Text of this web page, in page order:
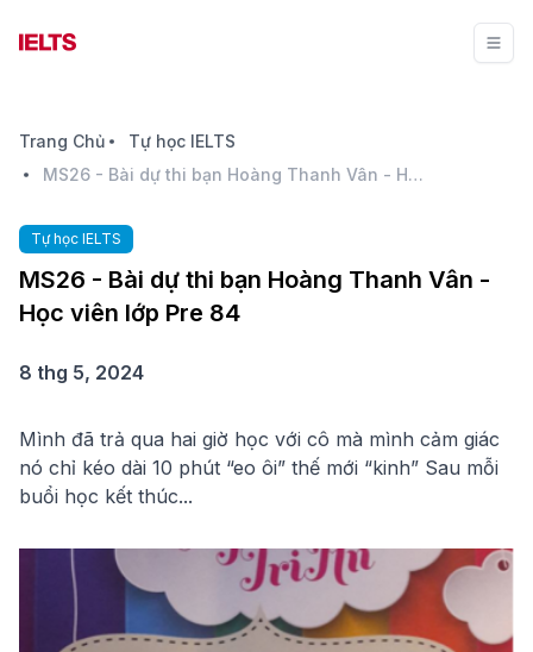
Trang Chủ
Tự học IELTS
MS26 - Bài dự thi bạn Hoàng Thanh Vân - Học viên lớp Pre 84
Tự học IELTS
MS26 - Bài dự thi bạn Hoàng Thanh Vân -
Học viên lớp Pre 84
8 thg 5, 2024
Mình đã trả qua hai giờ học với cô mà mình cảm giác
nó chỉ kéo dài 10 phút “eo ôi” thế mới “kinh” Sau mỗi
buổi học kết thúc...